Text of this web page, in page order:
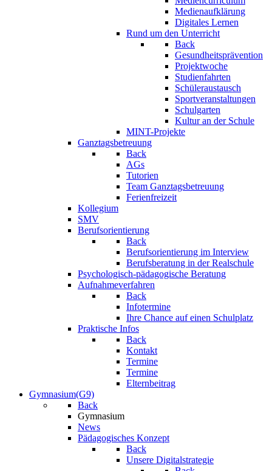
Medienaufklärung
Digitales Lernen
Rund um den Unterricht
Back
Gesundheitsprävention
Projektwoche
Studienfahrten
Schüleraustausch
Sportveranstaltungen
Schulgarten
Kultur an der Schule
MINT-Projekte
Ganztagsbetreuung
Back
AGs
Tutorien
Team Ganztagsbetreuung
Ferienfreizeit
Kollegium
SMV
Berufsorientierung
Back
Berufsorientierung im Interview
Berufsberatung in der Realschule
Psychologisch-pädagogische Beratung
Aufnahmeverfahren
Back
Infotermine
Ihre Chance auf einen Schulplatz
Praktische Infos
Back
Kontakt
Termine
Termine
Elternbeitrag
Gymnasium(G9)
Back
Gymnasium
News
Pädagogisches Konzept
Back
Unsere Digitalstrategie